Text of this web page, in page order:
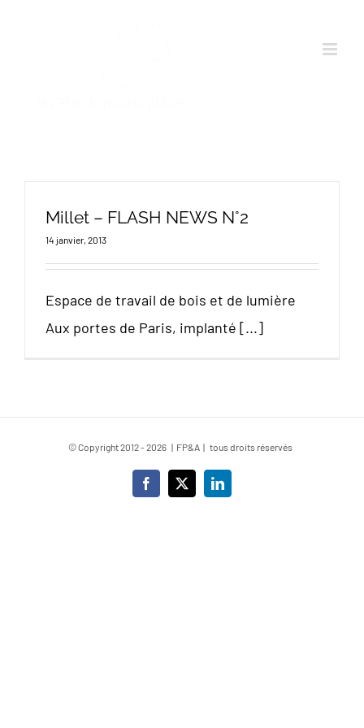
Millet – FLASH NEWS N°2
14 janvier, 2013
Espace de travail de bois et de lumière
Aux portes de Paris, implanté [...]
© Copyright 2012 -2026 | FP&A | tous droits réservés
Facebook
X LinkedIn